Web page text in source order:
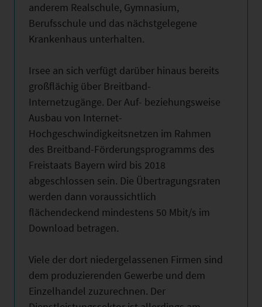
anderem Realschule, Gymnasium,
Berufsschule und das nächstgelegene
Krankenhaus unterhalten.
Irsee an sich verfügt darüber hinaus bereits
großflächig über Breitband-
Internetzugänge. Der Auf- beziehungsweise
Ausbau von Internet-
Hochgeschwindigkeitsnetzen im Rahmen
des Breitband-Förderungsprogramms des
Freistaats Bayern wird bis 2018
abgeschlossen sein. Die Übertragungsraten
werden dann voraussichtlich
flächendeckend mindestens 50 Mbit/s im
Download betragen.
Viele der dort niedergelassenen Firmen sind
dem produzierenden Gewerbe und dem
Einzelhandel zuzurechnen. Der